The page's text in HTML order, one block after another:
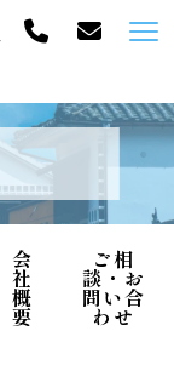
会
社
概
要
ご相
談・お
問い合
わせ